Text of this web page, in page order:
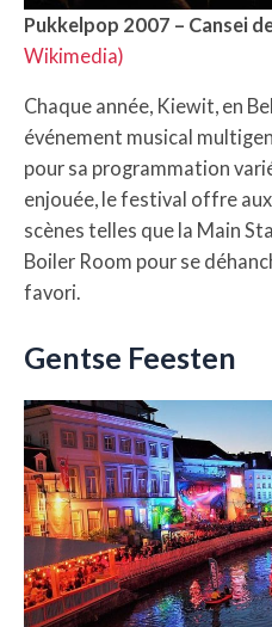
Pukkelpop 2007 – Cansei
Wikimedia)
Chaque année, Kiewit, en
événement musical
pour sa programmation
enjouée, le festival offre
scènes telles que la Main
Boiler Room pour se
favori.
Gentse Feesten